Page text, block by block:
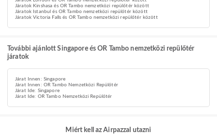
Járatok Kinshasa és OR Tambo nemzetközi repülőtér között
Járatok Istanbul és OR Tambo nemzetközi repülőtér között
Járatok Victoria Falls és OR Tambo nemzetközi repülőtér között
További ajánlott Singapore és OR Tambo nemzetközi repülőtér
járatok
Járat Innen: Singapore
Járat Innen: OR Tambo Nemzetközi Repülőtér
Járat Ide: Singapore
Járat Ide: OR Tambo Nemzetközi Repülőtér
Miért kell az Airpazzal utazni